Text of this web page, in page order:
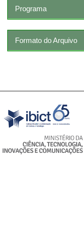
Programa
Formato do Arquivo